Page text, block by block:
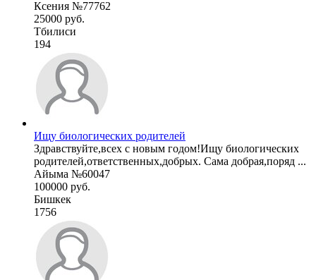
Ксения №77762
25000 руб.
Тбилиси
194
Ищу биологических родителей
Здравствуйте,всех с новым годом!Ищу биологических
родителей,ответственных,добрых. Сама добрая,поряд ...
Айыма №60047
100000 руб.
Бишкек
1756